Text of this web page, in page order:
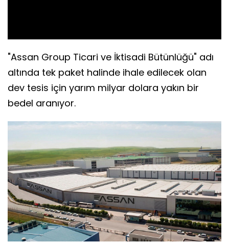
"Assan Group Ticari ve İktisadi Bütünlüğü" adı
altında tek paket halinde ihale edilecek olan
dev tesis için yarım milyar dolara yakın bir
bedel aranıyor.